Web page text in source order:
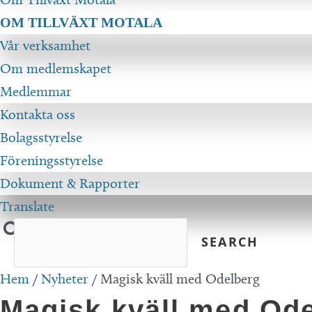
OM TILLVÄXT MOTALA
Vår verksamhet
Om medlemskapet
Medlemmar
Kontakta oss
Bolagsstyrelse
Föreningsstyrelse
Dokument & Rapporter
Translate
Hem / Nyheter / Magisk kväll med Odelberg